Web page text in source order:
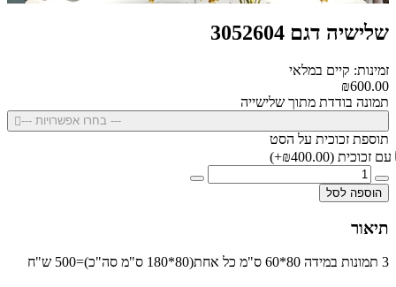
שלישיה דגם 3052604
זמינות: קיים במלאי
₪600.00
תמונה בודדת מתוך שלישייה
--- בחרו אפשרויות ---
תוספת זכוכית על הסט
עם זכוכית (₪400.00+)
הוספה לסל
תיאור
3 תמונות במידה 80*60 ס"מ כל אחת(80*180 ס"מ סה"כ)=500 ש"ח